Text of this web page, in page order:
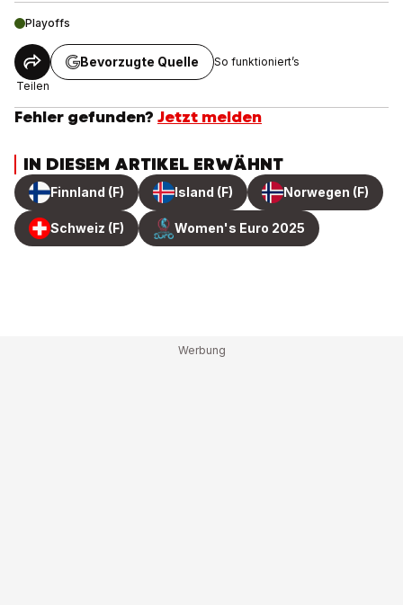
Playoffs
Teilen
Bevorzugte Quelle So funktioniert’s
Fehler gefunden? Jetzt melden
IN DIESEM ARTIKEL ERWÄHNT
Finnland (F) Island (F) Norwegen (F)
Schweiz (F) Women's Euro 2025